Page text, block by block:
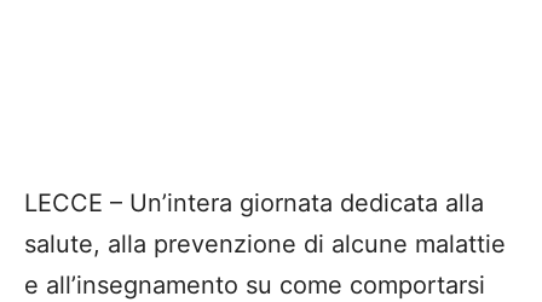
LECCE – Un’intera giornata dedicata alla
salute, alla prevenzione di alcune malattie
e all’insegnamento su come comportarsi